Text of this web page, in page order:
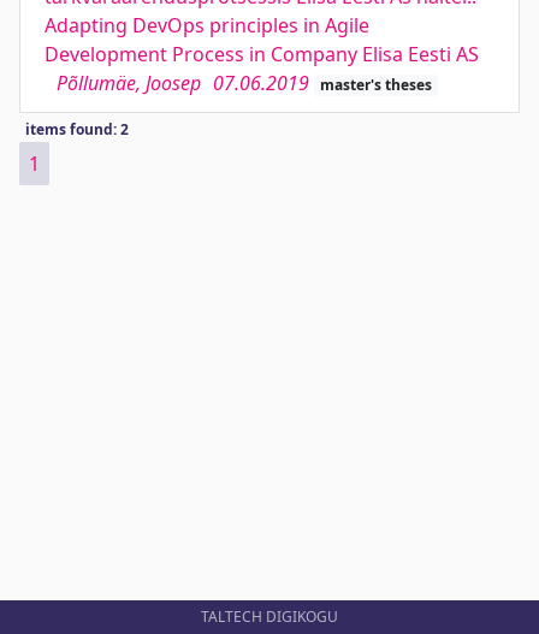
Adapting DevOps principles in Agile
Development Process in Company Elisa Eesti AS
Põllumäe, Joosep 07.06.2019 master's theses
items found: 2
1
TALTECH DIGIKOGU